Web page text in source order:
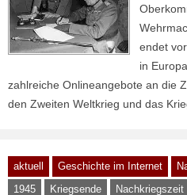
endet
in
zahlreiche Onlineangebote an die
den Zweiten Weltkrieg und das
aktuell Geschichte im Internet
1945
Kriegsende Nachkriegszeit